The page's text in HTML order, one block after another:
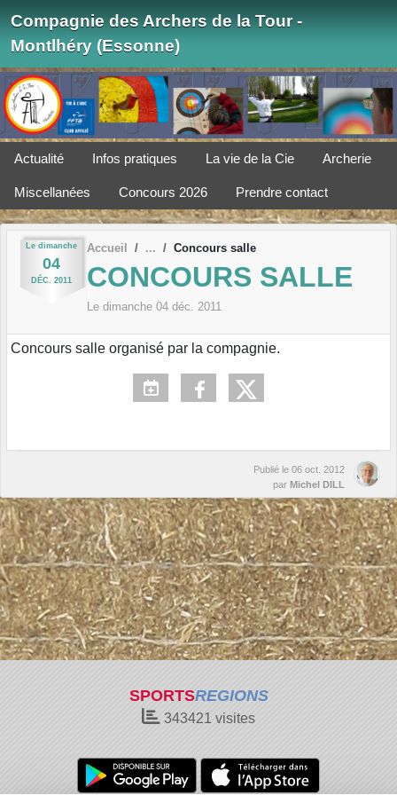
Compagnie des Archers de la Tour -
Montlhéry (Essonne)
Actualité Infos pratiques La vie de la Cie Archerie
Miscellanées Concours 2026 Prendre contact
Le dimanche
04
DÉC. 2011
Accueil Concours salle
CONCOURS SALLE
Le dimanche 04 déc. 2011
Concours salle organisé par la compagnie.
Publié le 06 oct. 2012
par Michel DILL
SPORTSREGIONS
343421 visites